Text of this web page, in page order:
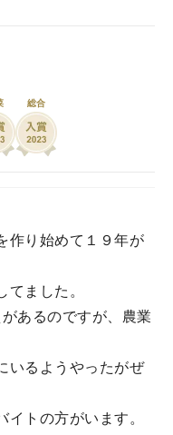
総合
作り始めて１９年が
ました。
あるのですが、農業
いるようやったがぜ
トの方がいます。